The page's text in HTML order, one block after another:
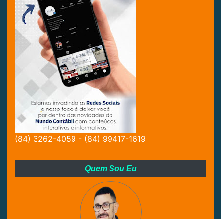
(84) 3262-4059 - (84) 99417-1619
Quem Sou Eu